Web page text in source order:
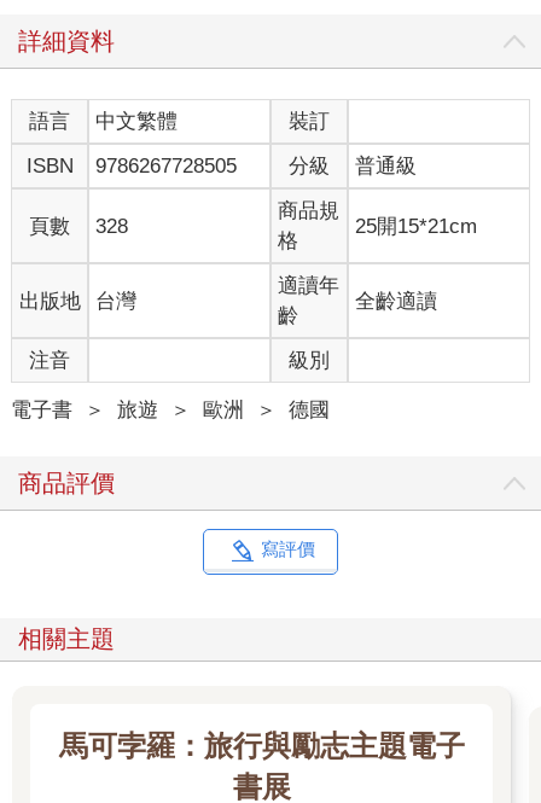
生。所有旅行體驗帶來的不只是事實和數據，更是一種深刻的心
因為我覺得國外比起德國有更多值得學習和體驗的事物。可能是
因為以前上學的時候，我覺得從歷史課上學到的東西都很無聊，
我總是背不下來那堆名字跟數字。對我來說，大家不是叫卡爾、
腓特烈，就是特蕾澤，而且每個人彼此總是有親戚關係。這有時
候是件好事，有時候爭鬥不斷，最後總會有人引發戰爭。因此德
國處處是城堡，到哪都有葡萄酒和啤酒，每個人都認定自己的 方
可能對某些人而言，德國一直都是個「驚喜包」，充滿了未知 的
美好，但我寧願飛去夏威夷玩。然而，為了這本書所做的調查和
研究讓我察覺，我的視野其實不夠廣闊。如今，當我聽人誇讚澳
洲內陸地區的貧瘠紅土時，我會想：沒錯，我在那邊生活過，所
以我知道。但或許你不知道，在德國薩克森－安哈特邦的托伊辰
感受，你不必大老遠飛去紐約，只要到曼海姆去就行了，當地街
區也有D4街11號這樣編號的命名。當然，那裡沒什麼高樓大廈，
但美茵河畔 的法蘭克福有啊。從曼海姆到法蘭克福也只需要一小
時車程，差不多是從紐約的史泰登島西南端到布朗克斯最東北點
格的飲酒法規。巴黎的地下墓穴藏在一座城市的地下，但奧本海
其實，德國有很多奇特的景點，處處都是獨一無二的驚喜：有沉
在湖底或倚靠海岸的小型亞特蘭提斯；有規模如集合住宅、由機
械構成的巨大公園，其複雜程度幾乎讓人相信它可以自行運作；
詳細資料
語言 中文繁體
裝訂
ISBN
9786267728505 分級 普通級
頁數 328
商品規
格
25開15*21cm
出版地 台灣
適讀年
齡
全齡適讀
注音 級別
電子書 ＞ 旅遊 ＞ 歐洲 ＞ 德國
商品評價
寫評價
相關主題
馬可孛羅：旅行與勵志主題電子
書展